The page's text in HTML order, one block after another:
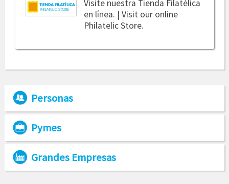
Visite nuestra Tienda Filatélica
en línea. | Visit our online
Philatelic Store.
Personas
Pymes
Grandes Empresas